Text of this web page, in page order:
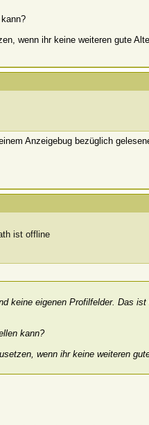
wenn ihr keine weiteren gute
Anzeigebug bezüglich
keine eigenen Profilfelder. Das
kann?
wenn ihr keine weiteren